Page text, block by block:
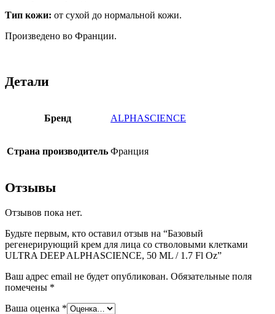
Тип кожи: от сухой до нормальной кожи.
Произведено во Франции.
Детали
Бренд ALPHASCIENCE
Страна производитель Франция
Отзывы
Отзывов пока нет.
Будьте первым, кто оставил отзыв на “Базовый
регенерирующий крем для лица со стволовыми клетками
ULTRA DEEP ALPHASCIENCE, 50 ML / 1.7 Fl Oz”
Ваш адрес email не будет опубликован. Обязательные поля
помечены *
Ваша оценка *